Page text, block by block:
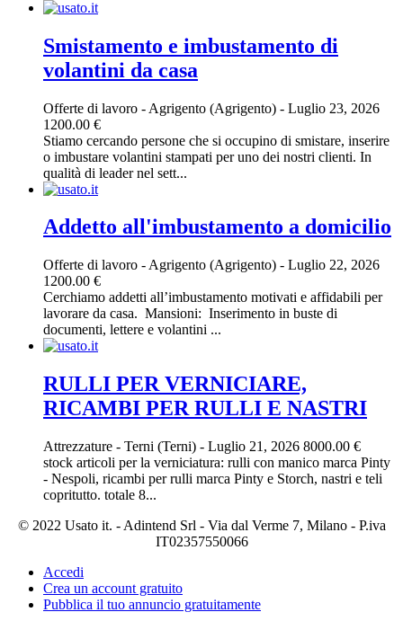
Smistamento e imbustamento di
volantini da casa
Offerte di lavoro - Agrigento (Agrigento) - Luglio 23, 2026
1200.00 €
Stiamo cercando persone che si occupino di smistare, inserire
o imbustare volantini stampati per uno dei nostri clienti. In
qualità di leader nel sett...
Addetto all'imbustamento a domicilio
Offerte di lavoro - Agrigento (Agrigento) - Luglio 22, 2026
1200.00 €
Cerchiamo addetti all’imbustamento motivati e affidabili per
lavorare da casa. ‎ ‎Mansioni: ‎ ‎Inserimento in buste di
documenti, lettere e volantini ...
RULLI PER VERNICIARE,
RICAMBI PER RULLI E NASTRI
Attrezzature - Terni (Terni) - Luglio 21, 2026 8000.00 €
stock articoli per la verniciatura: rulli con manico marca Pinty
- Nespoli, ricambi per rulli marca Pinty e Storch, nastri e teli
copritutto. totale 8...
© 2022 Usato it. - Adintend Srl - Via dal Verme 7, Milano - P.iva
IT02357550066
Accedi
Crea un account gratuito
Pubblica il tuo annuncio gratuitamente